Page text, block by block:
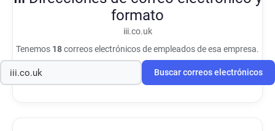
formato
iii.co.uk
Tenemos 18correos electrónicos de empleados de esa empresa.
Buscar correos electrónicos